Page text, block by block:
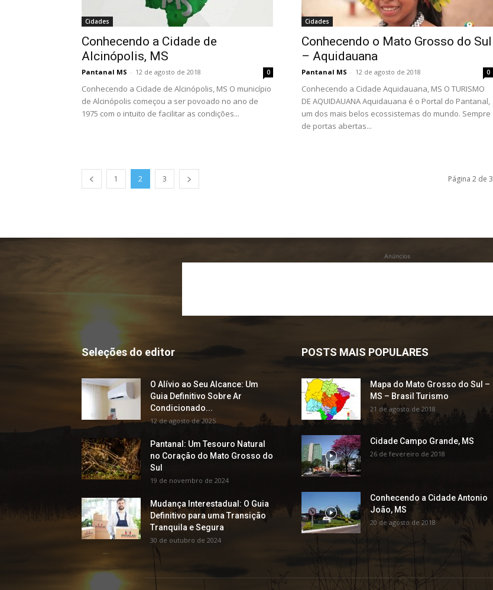
Cidades
Conhecendo a Cidade de
Alcinópolis, MS
Pantanal MS - 12 de agosto de 2018 0
Conhecendo a Cidade de Alcinópolis, MS O município
de Alcinópolis começou a ser povoado no ano de
1975 com o intuito de facilitar as condições...
Cidades
Conhecendo o Mato Grosso do Sul
– Aquidauana
Pantanal MS - 12 de agosto de 2018 0
Conhecendo a Cidade Aquidauana, MS O TURISMO
DE AQUIDAUANA Aquidauana é o Portal do Pantanal,
um dos mais belos ecossistemas do mundo. Sempre
de portas abertas...
1 2 3 Página 2 de 3
Anúncios
Seleções do editor
O Alívio ao Seu Alcance: Um
Guia Definitivo Sobre Ar
Condicionado...
12 de agosto de 2025
Pantanal: Um Tesouro Natural
no Coração do Mato Grosso do
Sul
19 de novembro de 2024
Mudança Interestadual: O Guia
Definitivo para uma Transição
Tranquila e Segura
30 de outubro de 2024
POSTS MAIS POPULARES
Mapa do Mato Grosso do Sul –
MS – Brasil Turismo
21 de agosto de 2018
Cidade Campo Grande, MS
26 de fevereiro de 2018
Conhecendo a Cidade Antonio
João, MS
20 de agosto de 2018